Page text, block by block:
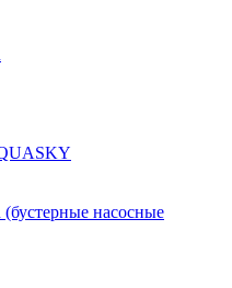
насосные